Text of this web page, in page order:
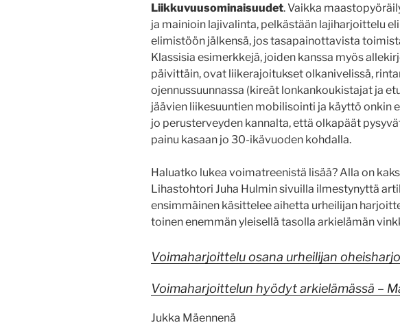
Liikkuvuusominaisuudet. Vaikka
ja mainioin lajivalinta, pelkästään lajiharjoittelu
elimistöön jälkensä, jos tasapainottavista
Klassisia esimerkkejä, joiden kanssa myös
päivittäin, ovat liikerajoitukset olkanivelissä,
ojennussuunnassa (kireät lonkankoukistajat ja
jäävien liikesuuntien mobilisointi ja käyttö onkin
jo perusterveyden kannalta, että olkapäät
painu kasaan jo 30-ikävuoden kohdalla.
Haluatko lukea voimatreenistä lisää? Alla on
Lihastohtori Juha Hulmin sivuilla ilmestynyttä
ensimmäinen käsittelee aihetta urheilijan
toinen enemmän yleisellä tasolla arkielämän
Voimaharjoittelu osana urheilijan
Voimaharjoittelun hyödyt arkielämässä –
Jukka Mäennenä